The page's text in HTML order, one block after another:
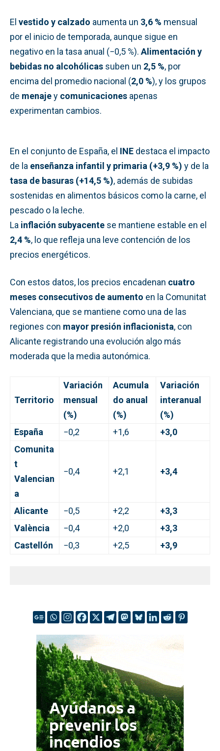
El vestido y calzado aumenta un 3,6 % mensual
por el inicio de temporada, aunque sigue en
negativo en la tasa anual (−0,5 %). Alimentación y
bebidas no alcohólicas suben un 2,5 %, por
encima del promedio nacional (2,0 %), y los grupos
de menajey comunicaciones apenas
experimentan cambios.
En el conjunto de España, el INE destaca el impacto
de la enseñanza infantil y primaria (+3,9 %) y de la
tasa de basuras (+14,5 %), además de subidas
sostenidas en alimentos básicos como la carne, el
pescado o la leche.
La inflación subyacente se mantiene estable en el
2,4 %, lo que refleja una leve contención de los
precios energéticos.
Con estos datos, los precios encadenan cuatro
meses consecutivos de aumento en la Comunitat
Valenciana, que se mantiene como una de las
regiones con mayor presión inflacionista, con
Alicante registrando una evolución algo más
moderada que la media autonómica.
Territorio
Variación
mensual
(%)
Acumula
do anual
(%)
Variación
interanual
(%)
España
−0,2 +1,6
+3,0
Comunita
t
Valencian
a
−0,4 +2,1 +3,4
Alicante −0,5 +2,2
+3,3
València
−0,4 +2,0
+3,3
Castellón
−0,3 +2,5 +3,9